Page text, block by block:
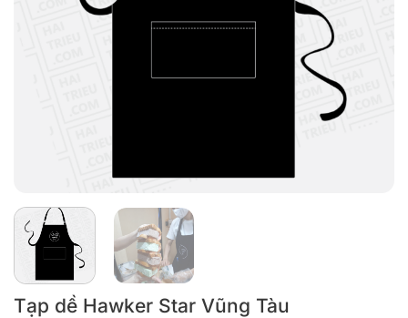
Tạp dề Hawker Star Vũng Tàu